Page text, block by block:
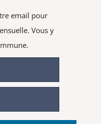
email pour
Vous y